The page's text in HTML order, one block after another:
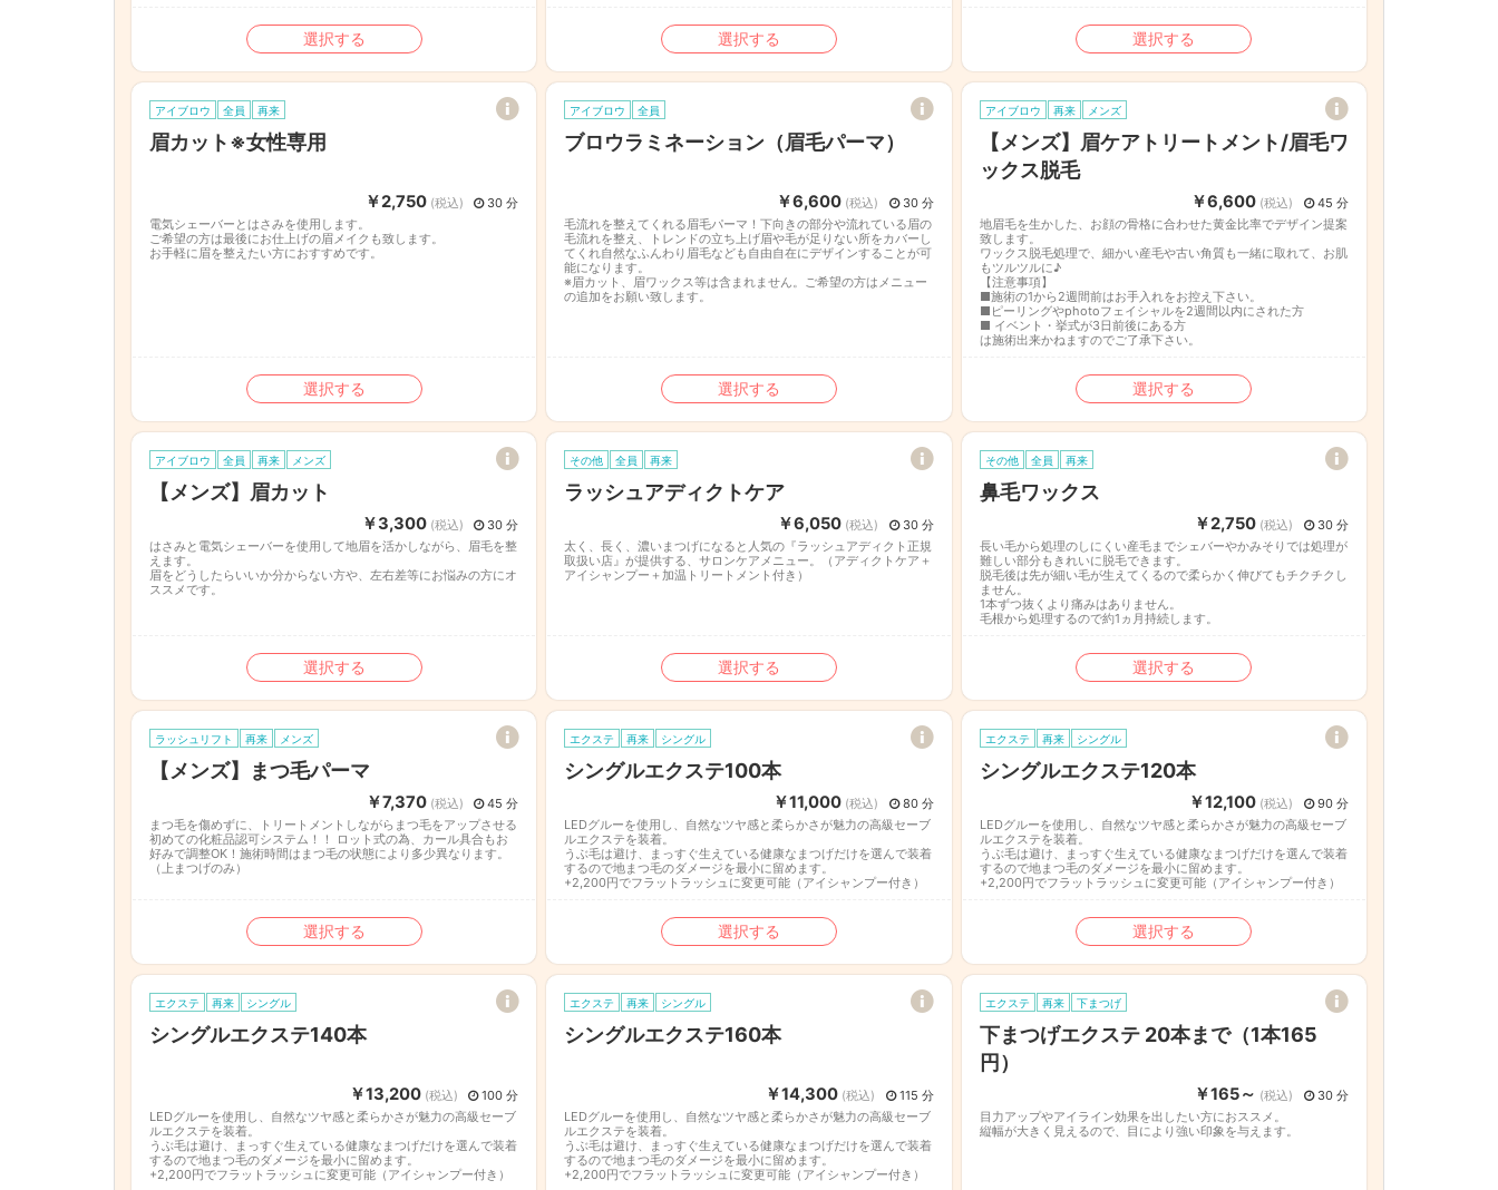
選択する 選択する 選択する
アイブロウ 全員 再来
眉カット※女性専用
￥2,750 (税込)
30 分
電気シェーバーとはさみを使用します。
ご希望の方は最後にお仕上げの眉メイクも致します。
お手軽に眉を整えたい方におすすめです。
選択する
アイブロウ 全員
ブロウラミネーション（眉毛パーマ）
￥6,600 (税込)
30 分
毛流れを整えてくれる眉毛パーマ！下向きの部分や流れている眉の
毛流れを整え、トレンドの立ち上げ眉や毛が足りない所をカバーし
てくれ自然なふんわり眉毛なども自由自在にデザインすることが可
能になります。
※眉カット、眉ワックス等は含まれません。ご希望の方はメニュー
の追加をお願い致します。
選択する
アイブロウ 再来 メンズ
【メンズ】眉ケアトリートメント/眉毛ワ
ックス脱毛
￥6,600 (税込)
45 分
地眉毛を生かした、お顔の骨格に合わせた黄金比率でデザイン提案
致します。
ワックス脱毛処理で、細かい産毛や古い角質も一緒に取れて、お肌
もツルツルに♪
【注意事項】
■施術の1から2週間前はお手入れをお控え下さい。
■ピーリングやphotoフェイシャルを2週間以内にされた方
■ イベント・挙式が3日前後にある方
は施術出来かねますのでご了承下さい。
選択する
アイブロウ 全員 再来 メンズ
【メンズ】眉カット
￥3,300 (税込)
30 分
はさみと電気シェーバーを使用して地眉を活かしながら、眉毛を整
えます。
眉をどうしたらいいか分からない方や、左右差等にお悩みの方にオ
ススメです。
選択する
その他 全員 再来
ラッシュアディクトケア
￥6,050 (税込)
30 分
太く、長く、濃いまつげになると人気の『ラッシュアディクト正規
取扱い店』が提供する、サロンケアメニュー。（アディクトケア＋
アイシャンプー＋加温トリートメント付き）
選択する
その他 全員 再来
鼻毛ワックス
￥2,750 (税込)
30 分
長い毛から処理のしにくい産毛までシェバーやかみそりでは処理が
難しい部分もきれいに脱毛できます。
脱毛後は先が細い毛が生えてくるので柔らかく伸びてもチクチクし
ません。
1本ずつ抜くより痛みはありません。
毛根から処理するので約1ヵ月持続します。
選択する
ラッシュリフト 再来 メンズ
【メンズ】まつ毛パーマ
￥7,370 (税込)
45 分
まつ毛を傷めずに、トリートメントしながらまつ毛をアップさせる
初めての化粧品認可システム！！ ロット式の為、カール具合もお
好みで調整OK！施術時間はまつ毛の状態により多少異なります。
（上まつげのみ）
選択する
エクステ 再来 シングル
シングルエクステ100本
￥11,000 (税込)
80 分
LEDグルーを使用し、自然なツヤ感と柔らかさが魅力の高級セーブ
ルエクステを装着。
うぶ毛は避け、まっすぐ生えている健康なまつげだけを選んで装着
するので地まつ毛のダメージを最小に留めます。
+2,200円でフラットラッシュに変更可能（アイシャンプー付き）
選択する
エクステ 再来 シングル
シングルエクステ120本
￥12,100 (税込)
90 分
LEDグルーを使用し、自然なツヤ感と柔らかさが魅力の高級セーブ
ルエクステを装着。
うぶ毛は避け、まっすぐ生えている健康なまつげだけを選んで装着
するので地まつ毛のダメージを最小に留めます。
+2,200円でフラットラッシュに変更可能（アイシャンプー付き）
選択する
エクステ 再来 シングル
シングルエクステ140本
￥13,200 (税込)
100 分
LEDグルーを使用し、自然なツヤ感と柔らかさが魅力の高級セーブ
ルエクステを装着。
うぶ毛は避け、まっすぐ生えている健康なまつげだけを選んで装着
するので地まつ毛のダメージを最小に留めます。
+2,200円でフラットラッシュに変更可能（アイシャンプー付き）
エクステ 再来 シングル
シングルエクステ160本
￥14,300 (税込)
115 分
LEDグルーを使用し、自然なツヤ感と柔らかさが魅力の高級セーブ
ルエクステを装着。
うぶ毛は避け、まっすぐ生えている健康なまつげだけを選んで装着
するので地まつ毛のダメージを最小に留めます。
+2,200円でフラットラッシュに変更可能（アイシャンプー付き）
エクステ 再来 下まつげ
下まつげエクステ 20本まで（1本165
円）
￥165～ (税込)
30 分
目力アップやアイライン効果を出したい方におススメ。
縦幅が大きく見えるので、目により強い印象を与えます。